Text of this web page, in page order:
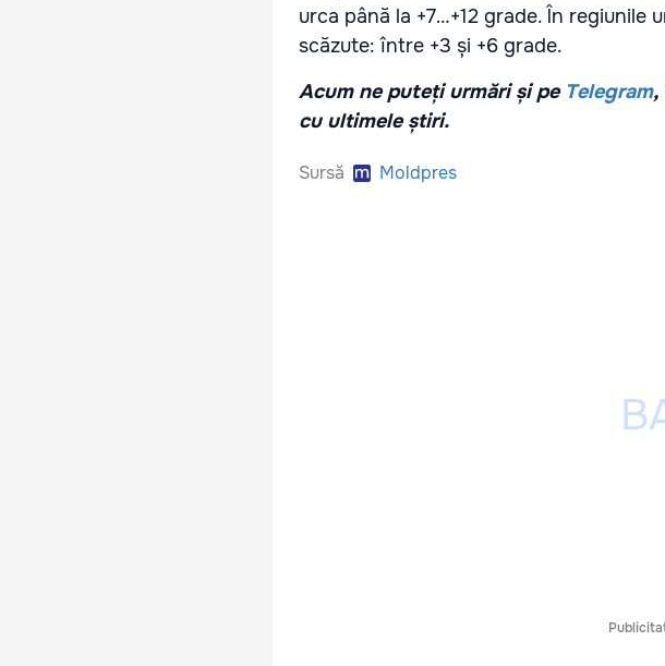
urca până la +7…+12 grade. În
scăzute: între +3 și +6 grade.
Acum ne puteți urmări și pe Telegram,
cu ultimele știri.
Sursă Moldpres